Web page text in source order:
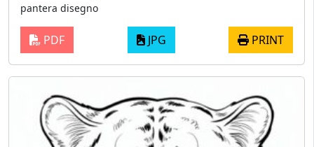
pantera disegno
PDF JPG PRINT